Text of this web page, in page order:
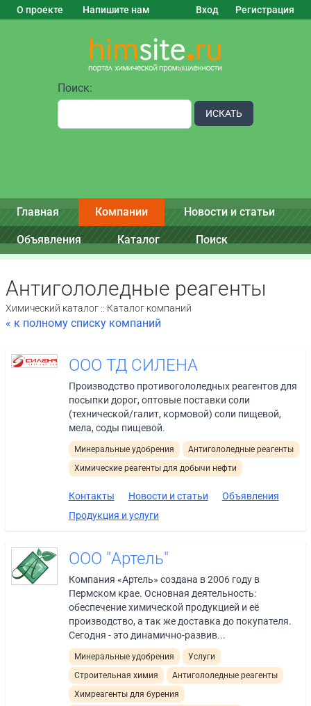
О проекте Напишите нам Вход Регистрация
Поиск:
ИСКАТЬ
Главная Компании Новости и статьи
Объявления Каталог Поиск
Антигололедные реагенты
Химический каталог :: Каталог компаний
« к полному списку компаний
ООО ТД СИЛЕНА
Производство противогололедных реагентов для
посыпки дорог, оптовые поставки соли
(технической/галит, кормовой) соли пищевой,
мела, соды пищевой.
Минеральные удобрения
Антигололедные реагенты
Химические реагенты для добычи нефти
Контакты Новости и статьи
Объявления
Продукция и услуги
ООО "Артель"
Компания «Артель» создана в 2006 году в
Пермском крае. Основная деятельность:
обеспечение химической продукцией и её
производство, а так же доставка до покупателя.
Сегодня - это динамично-развив...
Минеральные удобрения
Услуги
Строительная химия
Антигололедные реагенты
Химреагенты для бурения